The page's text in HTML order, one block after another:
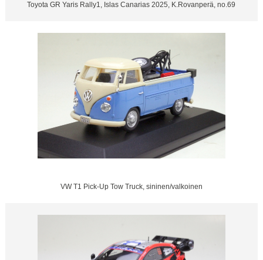
Toyota GR Yaris Rally1, Islas Canarias 2025, K.Rovanperä, no.69
VW T1 Pick-Up Tow Truck, sininen/valkoinen